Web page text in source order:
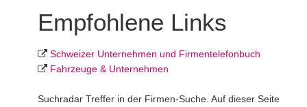
Empfohlene Links
Schweizer Unternehmen und Firmentelefonbuch
Fahrzeuge & Unternehmen
Suchradar Treffer in der Firmen-Suche. Auf dieser Seite